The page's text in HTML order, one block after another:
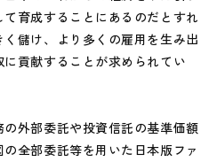
育成することにあるのだとすれ
儲け、より多くの雇用を生み出
貢献することが求められてい
外部委託や投資信託の基準価額
全部委託等を用いた日本版ファ